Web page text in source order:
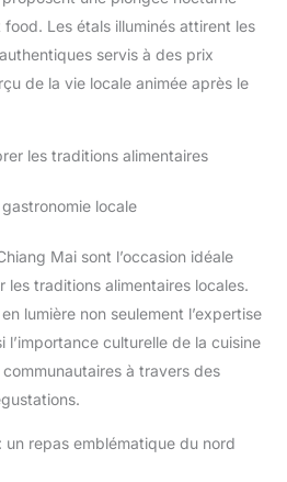
food. Les étals illuminés attirent les
servis à des prix
de la vie locale animée après le
les traditions alimentaires
locale
Mai sont l’occasion idéale
traditions alimentaires locales.
lumière non seulement l’expertise
l’importance culturelle de la cuisine
à travers des
repas emblématique du nord